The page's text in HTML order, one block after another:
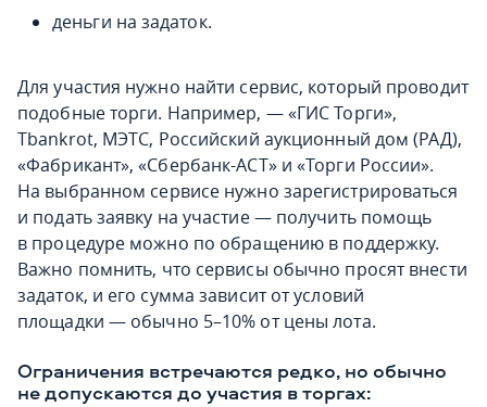
деньги на задаток.
Для участия нужно найти сервис, который проводит
подобные торги. Например, — «ГИС Торги»,
Tbankrot, МЭТС, Российский аукционный дом (РАД),
«Фабрикант», «Сбербанк-АСТ» и «Торги России».
На выбранном сервисе нужно зарегистрироваться
и подать заявку на участие — получить помощь
в процедуре можно по обращению в поддержку.
Важно помнить, что сервисы обычно просят внести
задаток, и его сумма зависит от условий
площадки — обычно 5–10% от цены лота.
Ограничения встречаются редко, но обычно
не допускаются до участия в торгах: